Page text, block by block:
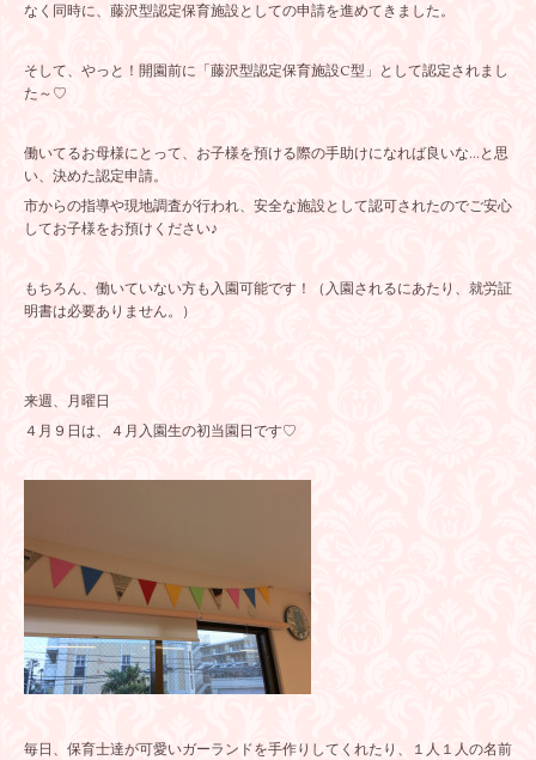
なく同時に、藤沢型認定保育施設としての申請を進めてきました。
そして、やっと！開園前に「藤沢型認定保育施設C型」として認定されまし
た～♡
働いてるお母様にとって、お子様を預ける際の手助けになれば良いな...と思
い、決めた認定申請。
市からの指導や現地調査が行われ、安全な施設として認可されたのでご安心
してお子様をお預けください♪
もちろん、働いていない方も入園可能です！（入園されるにあたり、就労証
明書は必要ありません。）
来週、月曜日
４月９日は、４月入園生の初当園日です♡
毎日、保育士達が可愛いガーランドを手作りしてくれたり、１人１人の名前